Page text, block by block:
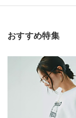
おすすめ特集